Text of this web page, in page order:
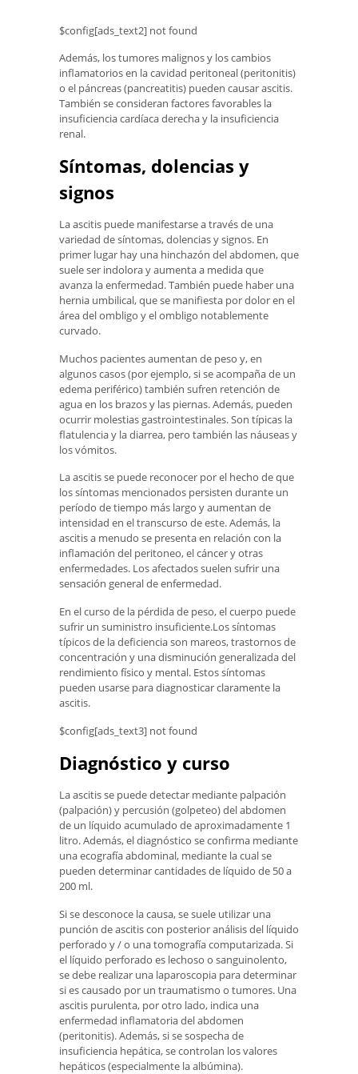
$config[ads_text2] not found
Además, los tumores malignos y los cambios
inflamatorios en la cavidad peritoneal (peritonitis)
o el páncreas (pancreatitis) pueden causar ascitis.
También se consideran factores favorables la
insuficiencia cardíaca derecha y la insuficiencia
renal.
Síntomas, dolencias y
signos
La ascitis puede manifestarse a través de una
variedad de síntomas, dolencias y signos. En
primer lugar hay una hinchazón del abdomen, que
suele ser indolora y aumenta a medida que
avanza la enfermedad. También puede haber una
hernia umbilical, que se manifiesta por dolor en el
área del ombligo y el ombligo notablemente
curvado.
Muchos pacientes aumentan de peso y, en
algunos casos (por ejemplo, si se acompaña de un
edema periférico) también sufren retención de
agua en los brazos y las piernas. Además, pueden
ocurrir molestias gastrointestinales. Son típicas la
flatulencia y la diarrea, pero también las náuseas y
los vómitos.
La ascitis se puede reconocer por el hecho de que
los síntomas mencionados persisten durante un
período de tiempo más largo y aumentan de
intensidad en el transcurso de este. Además, la
ascitis a menudo se presenta en relación con la
inflamación del peritoneo, el cáncer y otras
enfermedades. Los afectados suelen sufrir una
sensación general de enfermedad.
En el curso de la pérdida de peso, el cuerpo puede
sufrir un suministro insuficiente.Los síntomas
típicos de la deficiencia son mareos, trastornos de
concentración y una disminución generalizada del
rendimiento físico y mental. Estos síntomas
pueden usarse para diagnosticar claramente la
ascitis.
$config[ads_text3] not found
Diagnóstico y curso
La ascitis se puede detectar mediante palpación
(palpación) y percusión (golpeteo) del abdomen
de un líquido acumulado de aproximadamente 1
litro. Además, el diagnóstico se confirma mediante
una ecografía abdominal, mediante la cual se
pueden determinar cantidades de líquido de 50 a
200 ml.
Si se desconoce la causa, se suele utilizar una
punción de ascitis con posterior análisis del líquido
perforado y / o una tomografía computarizada. Si
el líquido perforado es lechoso o sanguinolento,
se debe realizar una laparoscopia para determinar
si es causado por un traumatismo o tumores. Una
ascitis purulenta, por otro lado, indica una
enfermedad inflamatoria del abdomen
(peritonitis). Además, si se sospecha de
insuficiencia hepática, se controlan los valores
hepáticos (especialmente la albúmina).